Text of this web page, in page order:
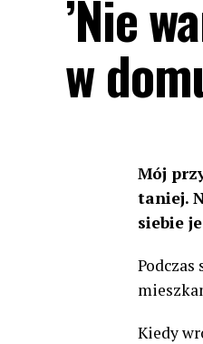
’Nie
w
Mój
taniej.
siebie
Kiedy